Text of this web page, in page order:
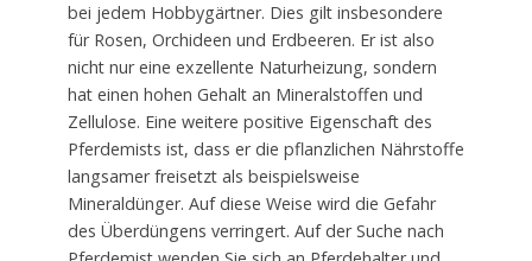
bei jedem Hobbygärtner. Dies gilt insbesondere
für Rosen, Orchideen und Erdbeeren. Er ist also
nicht nur eine exzellente Naturheizung, sondern
hat einen hohen Gehalt an Mineralstoffen und
Zellulose. Eine weitere positive Eigenschaft des
Pferdemists ist, dass er die pflanzlichen Nährstoffe
langsamer freisetzt als beispielsweise
Mineraldünger. Auf diese Weise wird die Gefahr
des Überdüngens verringert. Auf der Suche nach